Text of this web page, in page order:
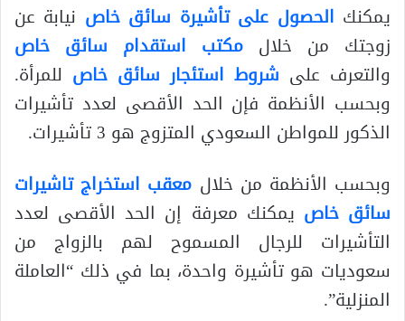
يمكنك الحصول على تأشيرة سائق خاص نيابة عن
زوجتك من خلال مكتب استقدام سائق خاص
والتعرف على شروط استئجار سائق خاص للمرأة.
وبحسب الأنظمة فإن الحد الأقصى لعدد تأشيرات
الذكور للمواطن السعودي المتزوج هو 3 تأشيرات.
وبحسب الأنظمة من خلال معقب استخراج تاشيرات
سائق خاص يمكنك معرفة إن الحد الأقصى لعدد
التأشيرات للرجال المسموح لهم بالزواج من
سعوديات هو تأشيرة واحدة، بما في ذلك “العاملة
المنزلية”.